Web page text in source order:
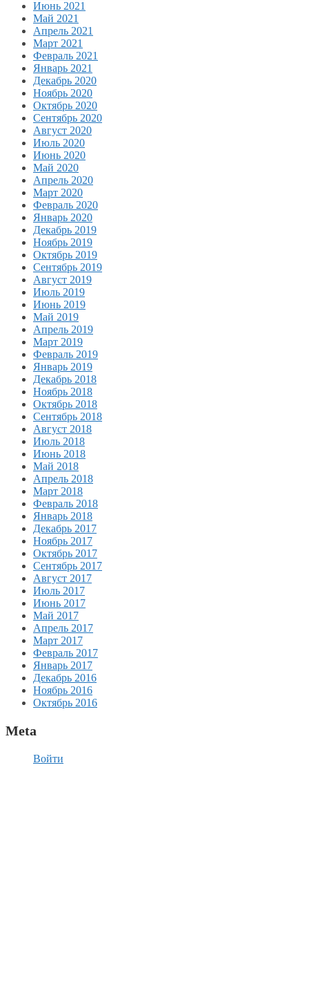
Июнь 2021
Май 2021
Апрель 2021
Март 2021
Февраль 2021
Январь 2021
Декабрь 2020
Ноябрь 2020
Октябрь 2020
Сентябрь 2020
Август 2020
Июль 2020
Июнь 2020
Май 2020
Апрель 2020
Март 2020
Февраль 2020
Январь 2020
Декабрь 2019
Ноябрь 2019
Октябрь 2019
Сентябрь 2019
Август 2019
Июль 2019
Июнь 2019
Май 2019
Апрель 2019
Март 2019
Февраль 2019
Январь 2019
Декабрь 2018
Ноябрь 2018
Октябрь 2018
Сентябрь 2018
Август 2018
Июль 2018
Июнь 2018
Май 2018
Апрель 2018
Март 2018
Февраль 2018
Январь 2018
Декабрь 2017
Ноябрь 2017
Октябрь 2017
Сентябрь 2017
Август 2017
Июль 2017
Июнь 2017
Май 2017
Апрель 2017
Март 2017
Февраль 2017
Январь 2017
Декабрь 2016
Ноябрь 2016
Октябрь 2016
Meta
Войти